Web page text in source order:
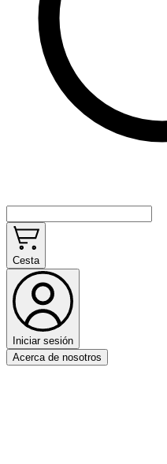
Cesta
Iniciar sesión
Acerca de nosotros